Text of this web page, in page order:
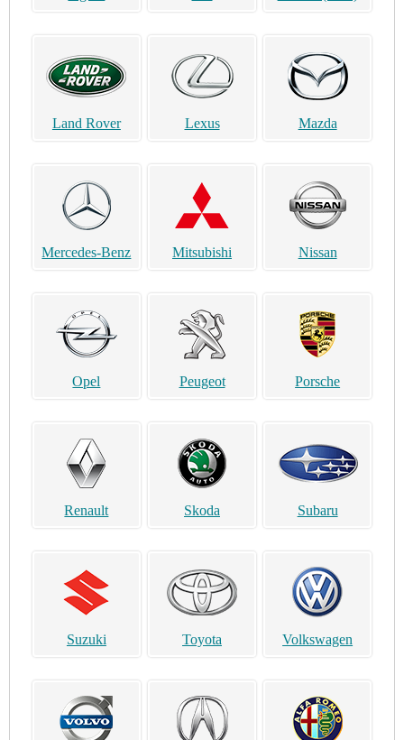
Land Rover Lexus Mazda
Mercedes-Benz Mitsubishi Nissan
Opel Peugeot Porsche
Renault Skoda Subaru
Suzuki Toyota Volkswagen